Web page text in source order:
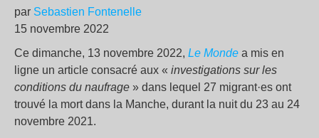
par Sebastien Fontenelle
15 novembre 2022
Ce dimanche, 13 novembre 2022, Le Monde a mis en
ligne un article consacré aux « investigations sur les
conditions du naufrage » dans lequel 27 migrant·es ont
trouvé la mort dans la Manche, durant la nuit du 23 au 24
novembre 2021.